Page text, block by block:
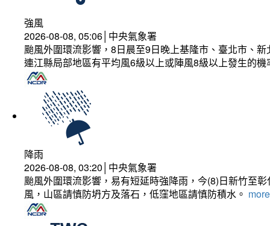
強風
2026-08-08, 05:06│中央氣象署
颱風外圍環流影響，8日晨至9日晚上基隆市、臺北市、
連江縣局部地區有平均風6級以上或陣風8級以上發生的
降雨
2026-08-08, 03:20│中央氣象署
颱風外圍環流影響，易有短延時強降雨，今(8)日新竹至
風，山區請慎防坍方及落石，低窪地區請慎防積水。